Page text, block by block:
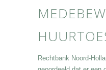
Rechtbank Noord-